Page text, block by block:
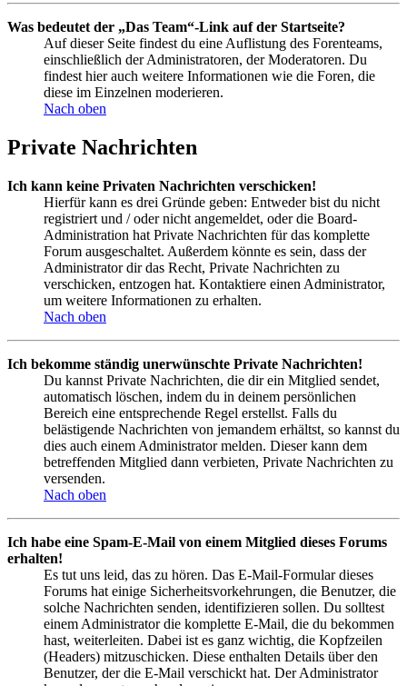
Was bedeutet der „Das Team“-Link auf der Startseite?
Auf dieser Seite findest du eine Auflistung des Forenteams,
einschließlich der Administratoren, der Moderatoren. Du
findest hier auch weitere Informationen wie die Foren, die
diese im Einzelnen moderieren.
Nach oben
Private Nachrichten
Ich kann keine Privaten Nachrichten verschicken!
Hierfür kann es drei Gründe geben: Entweder bist du nicht
registriert und / oder nicht angemeldet, oder die Board-
Administration hat Private Nachrichten für das komplette
Forum ausgeschaltet. Außerdem könnte es sein, dass der
Administrator dir das Recht, Private Nachrichten zu
verschicken, entzogen hat. Kontaktiere einen Administrator,
um weitere Informationen zu erhalten.
Nach oben
Ich bekomme ständig unerwünschte Private Nachrichten!
Du kannst Private Nachrichten, die dir ein Mitglied sendet,
automatisch löschen, indem du in deinem persönlichen
Bereich eine entsprechende Regel erstellst. Falls du
belästigende Nachrichten von jemandem erhältst, so kannst du
dies auch einem Administrator melden. Dieser kann dem
betreffenden Mitglied dann verbieten, Private Nachrichten zu
versenden.
Nach oben
Ich habe eine Spam-E-Mail von einem Mitglied dieses Forums
erhalten!
Es tut uns leid, das zu hören. Das E-Mail-Formular dieses
Forums hat einige Sicherheitsvorkehrungen, die Benutzer, die
solche Nachrichten senden, identifizieren sollen. Du solltest
einem Administrator die komplette E-Mail, die du bekommen
hast, weiterleiten. Dabei ist es ganz wichtig, die Kopfzeilen
(Headers) mitzuschicken. Diese enthalten Details über den
Benutzer, der die E-Mail verschickt hat. Der Administrator